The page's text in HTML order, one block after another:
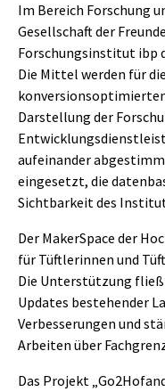
Im Bereich Forschung
Gesellschaft der
Forschungsinstitut ibp
Die Mittel werden für
Darstellung der
aufeinander
eingesetzt, die
Sichtbarkeit des
Der MakerSpace der
für Tüftlerinnen und
Die Unterstützung
Updates bestehender
Verbesserungen und
Arbeiten über
Das Projekt